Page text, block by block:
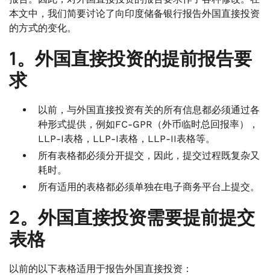
本文中，我们简要讨论了向印度储备银行报告外国直接投资
的方式的变化。
1。外国直接投资的提前报告要
求
以前，与外国直接投资有关的所有信息都必须通过各
种形式提供，例如FC-GPR（外币临时总回报率），
LLP-I表格，LLP-I表格，LLP-II表格等。
所有表格都必须分开提交，因此，提交过程既复杂又
耗时。
所有适用的表格都必须单独在电子商务平台上提交。
2。外国直接投资需要提前提交
表格
以前的以下表格适用于报告外国直接投资：